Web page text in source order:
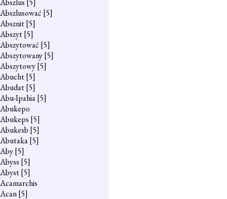
Abszlus [5]
Abszlusować [5]
Absznit[5]
Abszyt[5]
Abszytować [5]
Abszytowany[5]
Abszytowy[5]
Abucht[5]
Abudat[5]
Abu-Ipahia[5]
Abukepo
Abukeps [5]
Abukesb [5]
Abutaka[5]
Aby[5]
Abyss [5]
Abyst[5]
Acamarchis
Acan[5]